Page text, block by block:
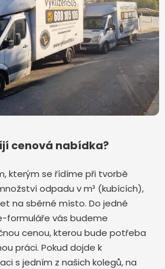
cenová nabídka?
kterým se řídíme při tvorbě
odpadu v m³ (kubících),
na sběrné místo. Do jedné
formuláře vás budeme
cenou, kterou bude potřeba
práci. Pokud dojde k
s jedním z našich kolegů, na